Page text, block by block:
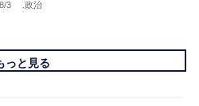
8/3 .政治
っと見る